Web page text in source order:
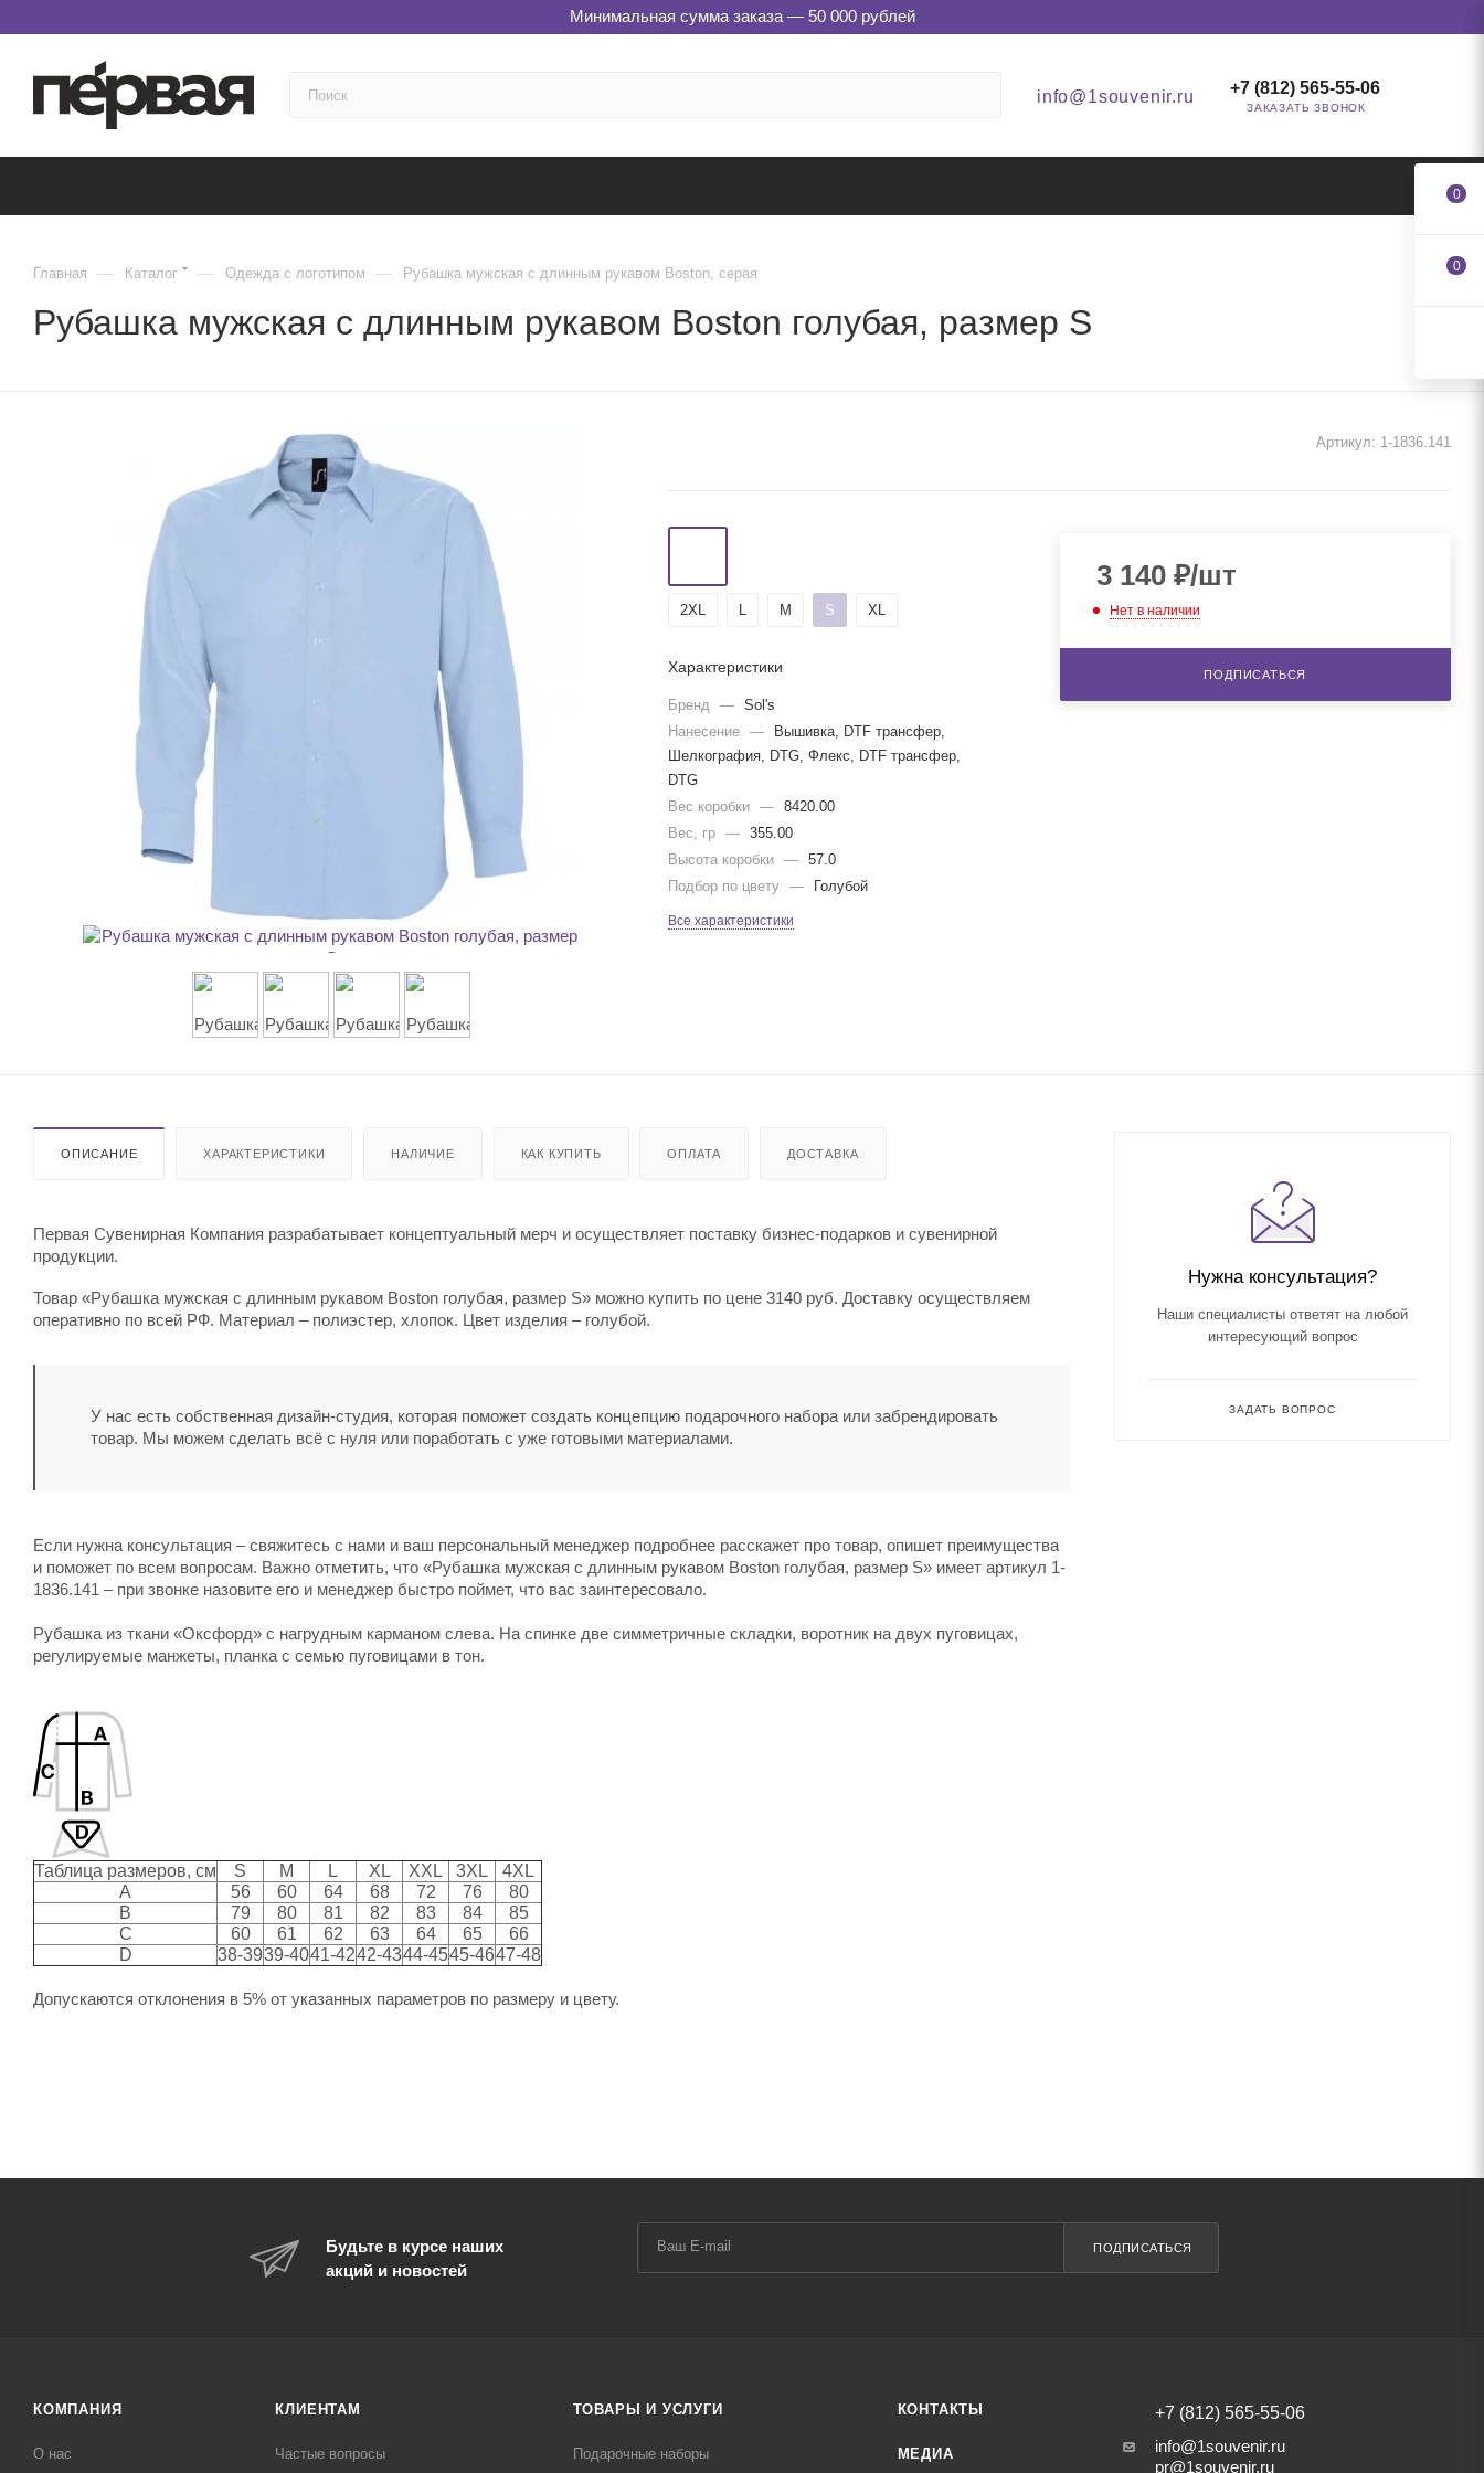
Минимальная сумма заказа — 50 000 рублей
info@1souvenir.ru +7 (812) 565-55-06
ЗАКАЗАТЬ ЗВОНОК
Главная — Каталог — Одежда с логотипом — Рубашка мужская с длинным рукавом Boston, серая
Рубашка мужская с длинным рукавом Boston голубая, размер S
Артикул: 1-1836.141
2XL L M S XL
Характеристики
Бренд —
Sol's
Нанесение
—
Вышивка, DTF трансфер,
Шелкография, DTG, Флекс, DTF трансфер,
DTG
Вес коробки
—
8420.00
Вес, гр
—
355.00
Высота коробки
—
57.0
Подбор по цвету
— Голубой
Все характеристики
3 140₽/шт
Нет в наличии
ПОДПИСАТЬСЯ
ОПИСАНИЕ ХАРАКТЕРИСТИКИ НАЛИЧИЕ КАК КУПИТЬ ОПЛАТА ДОСТАВКА
Первая Сувенирная Компания разрабатывает концептуальный мерч и осуществляет поставку бизнес-подарков и сувенирной
продукции.
Товар «Рубашка мужская с длинным рукавом Boston голубая, размер S» можно купить по цене 3140 руб. Доставку осуществляем
оперативно по всей РФ. Материал – полиэстер, хлопок. Цвет изделия – голубой.
У нас есть собственная дизайн-студия, которая поможет создать концепцию подарочного набора или забрендировать
товар. Мы можем сделать всё с нуля или поработать с уже готовыми материалами.
Если нужна консультация – свяжитесь с нами и ваш персональный менеджер подробнее расскажет про товар, опишет преимущества
и поможет по всем вопросам. Важно отметить, что «Рубашка мужская с длинным рукавом Boston голубая, размер S» имеет артикул 1-
1836.141 – при звонке назовите его и менеджер быстро поймет, что вас заинтересовало.
Рубашка из ткани «Оксфорд» с нагрудным карманом слева. На спинке две симметричные складки, воротник на двух пуговицах,
регулируемые манжеты, планка с семью пуговицами в тон.
Таблица размеров, см S M L XL XXL 3XL
4XL
A
56 60 64 68 72 76
80
B
79 80 81 82 83 84
85
C
60 61 62 63 64 65
66
D
38-3939-4041-4242-4344-4545-4647-48
Допускаются отклонения в 5% от указанных параметров по размеру и цвету.
Нужна консультация?
Наши специалисты ответят на любой
интересующий вопрос
ЗАДАТЬ ВОПРОС
Будьте в курсе наших
акций и новостей
ПОДПИСАТЬСЯ
КОМПАНИЯ
О нас
КЛИЕНТАМ
Частые вопросы
ТОВАРЫ И УСЛУГИ
Подарочные наборы
КОНТАКТЫ
МЕДИА
+7 (812) 565-55-06
info@1souvenir.ru
pr@1souvenir.ru
0
0